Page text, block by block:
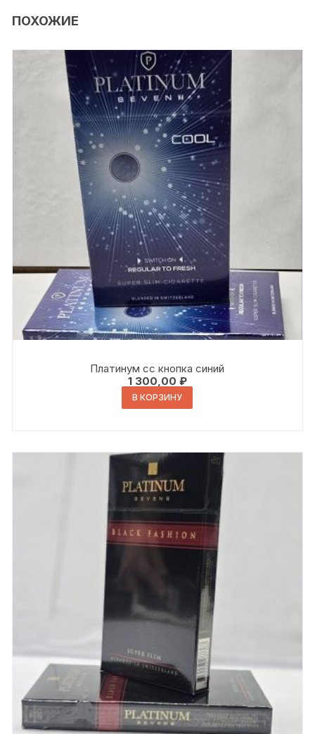
ПОХОЖИЕ
Платинум сс кнопка синий
1 300,00 ₽
В КОРЗИНУ